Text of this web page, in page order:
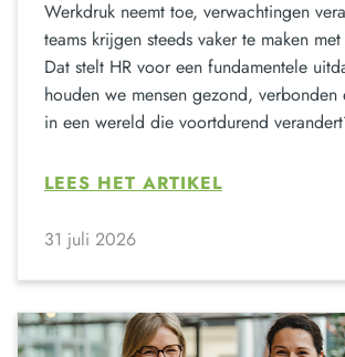
Werkdruk neemt toe, verwachtingen
teams krijgen steeds vaker te maken
Dat stelt HR voor een fundamentele
houden we mensen gezond, verbonden
in een wereld die voortdurend
LEES HET ARTIKEL
31 juli 2026